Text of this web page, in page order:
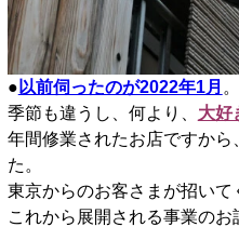
● 以前伺ったのが2022年1月 。
季節も違うし、何より、 大好
年間修業されたお店ですか
た。
東京からのお客さまが招い
これから展開される事業の